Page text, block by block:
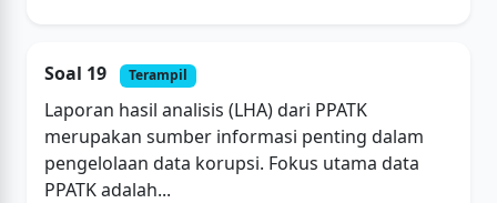
Soal 19 Terampil
Laporan hasil analisis (LHA) dari PPATK
merupakan sumber informasi penting dalam
pengelolaan data korupsi. Fokus utama data
PPATK adalah...